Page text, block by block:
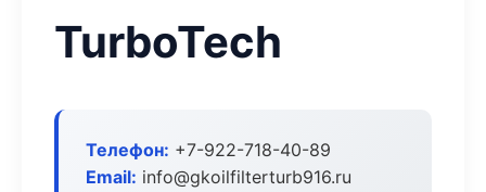
TurboTech
Телефон: +7-922-718-40-89
Email: info@gkoilfilterturb916.ru